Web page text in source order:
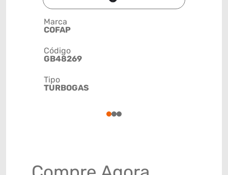
Marca
COFAP
Código
GB48269
Tipo
TURBOGAS
123